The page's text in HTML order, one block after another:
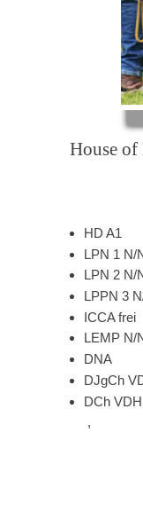
House of
HD A1
LPN 1 N/
LPN 2 N/
LPPN 3
ICCA frei
LEMP N/
DNA
DJgCh
DCh
,